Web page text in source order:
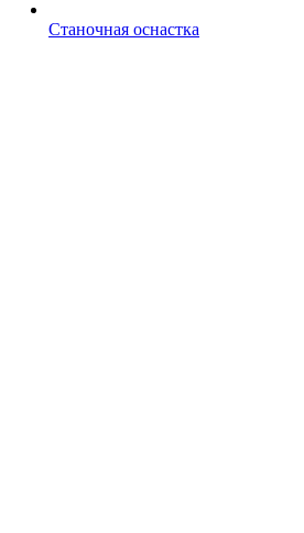
Станочная оснастка